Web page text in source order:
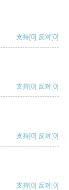
支持[0] 反对[0]
支持[0] 反对[0]
支持[0] 反对[0]
支持[0] 反对[0]